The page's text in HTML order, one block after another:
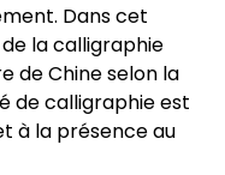
Dans cet
la calligraphie
de Chine selon la
de calligraphie est
à la présence au